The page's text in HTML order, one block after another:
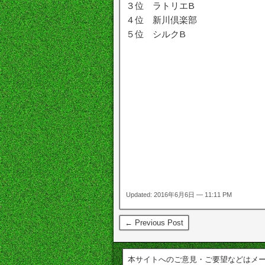
３位 ラトリエB
４位 新川倶楽部
５位 シルクB
Updated: 2016年6月6日 — 11:11 PM
← Previous Post
本サイトへのご意見・ご要望などはメ